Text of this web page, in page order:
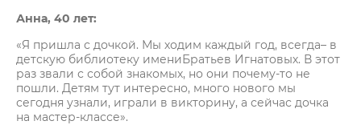
Анна, 40 лет:
«Я пришла с дочкой. Мы ходим каждый год, всегда– в
детскую библиотеку имениБратьев Игнатовых. В этот
раз звали с собой знакомых, но они почему-то не
пошли. Детям тут интересно, много нового мы
сегодня узнали, играли в викторину, а сейчас дочка
на мастер-классе».